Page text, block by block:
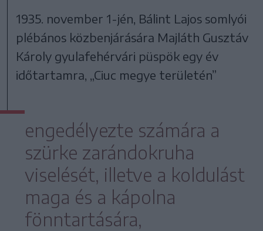
1935. november 1-jén, Bálint Lajos somlyói
plébános közbenjárására Majláth Gusztáv
Károly gyulafehérvári püspök egy év
időtartamra, „Ciuc megye területén”
engedélyezte számára a
szürke zarándokruha
viselését, illetve a koldulást
maga és a kápolna
fönntartására,